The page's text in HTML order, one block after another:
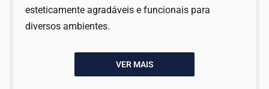
esteticamente agradáveis e funcionais para
diversos ambientes.
VER MAIS